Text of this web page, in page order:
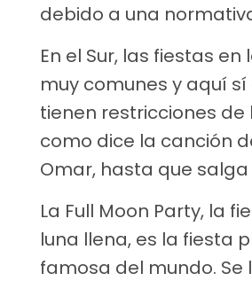
debido a una
En el Sur, las fiestas
muy comunes y aquí sí
tienen restricciones de
como dice la canción
Omar, hasta que salga
La Full Moon Party, la
luna llena, es la fiesta
famosa del mundo. Se